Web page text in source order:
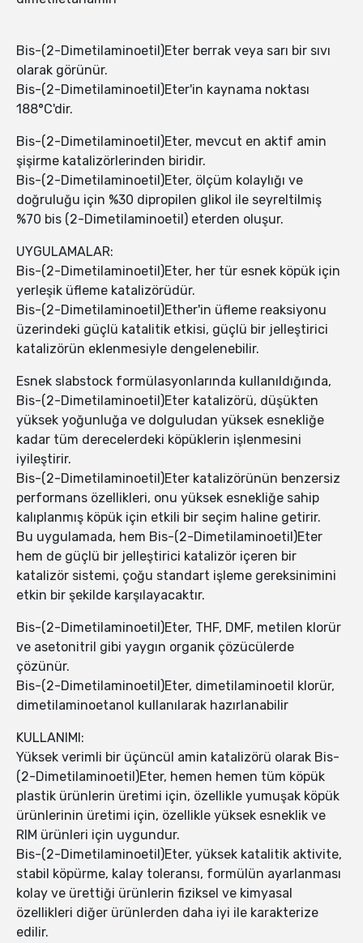
Bis-(2-Dimetilaminoetil)Eter berrak veya sarı bir sıvı
olarak görünür.
Bis-(2-Dimetilaminoetil)Eter'in kaynama noktası
188°C'dir.
Bis-(2-Dimetilaminoetil)Eter, mevcut en aktif amin
şişirme katalizörlerinden biridir.
Bis-(2-Dimetilaminoetil)Eter, ölçüm kolaylığı ve
doğruluğu için %30 dipropilen glikol ile seyreltilmiş
%70 bis (2-Dimetilaminoetil) eterden oluşur.
UYGULAMALAR:
Bis-(2-Dimetilaminoetil)Eter, her tür esnek köpük için
yerleşik üfleme katalizörüdür.
Bis-(2-Dimetilaminoetil)Ether'in üfleme reaksiyonu
üzerindeki güçlü katalitik etkisi, güçlü bir jelleştirici
katalizörün eklenmesiyle dengelenebilir.
Esnek slabstock formülasyonlarında kullanıldığında,
Bis-(2-Dimetilaminoetil)Eter katalizörü, düşükten
yüksek yoğunluğa ve dolguludan yüksek esnekliğe
kadar tüm derecelerdeki köpüklerin işlenmesini
iyileştirir.
Bis-(2-Dimetilaminoetil)Eter katalizörünün benzersiz
performans özellikleri, onu yüksek esnekliğe sahip
kalıplanmış köpük için etkili bir seçim haline getirir.
Bu uygulamada, hem Bis-(2-Dimetilaminoetil)Eter
hem de güçlü bir jelleştirici katalizör içeren bir
katalizör sistemi, çoğu standart işleme gereksinimini
etkin bir şekilde karşılayacaktır.
Bis-(2-Dimetilaminoetil)Eter, THF, DMF, metilen klorür
ve asetonitril gibi yaygın organik çözücülerde
çözünür.
Bis-(2-Dimetilaminoetil)Eter, dimetilaminoetil klorür,
dimetilaminoetanol kullanılarak hazırlanabilir
KULLANIMI:
Yüksek verimli bir üçüncül amin katalizörü olarak Bis-
(2-Dimetilaminoetil)Eter, hemen hemen tüm köpük
plastik ürünlerin üretimi için, özellikle yumuşak köpük
ürünlerinin üretimi için, özellikle yüksek esneklik ve
RIM ürünleri için uygundur.
Bis-(2-Dimetilaminoetil)Eter, yüksek katalitik aktivite,
stabil köpürme, kalay toleransı, formülün ayarlanması
kolay ve ürettiği ürünlerin fiziksel ve kimyasal
özellikleri diğer ürünlerden daha iyi ile karakterize
edilir.